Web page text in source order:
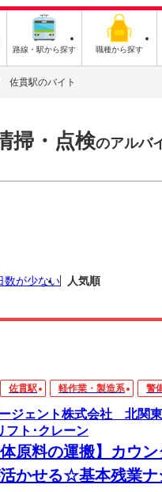
路線・駅から探す 職種から探す
佐貫駅のバイト
掃・点検のアルバ
数が少ない 人気順
佐貫駅 軽作業・製造系 警
ジェント株式会社 北関
フト･クレーン
体原料の運搬】カウ
かせる☆基本残業ナ